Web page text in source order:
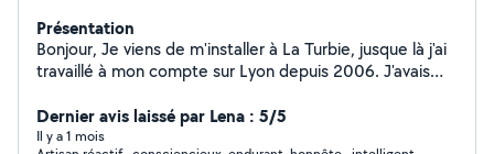
Présentation
Bonjour, Je viens de m'installer à La Turbie, jusque là j'ai
travaillé à mon compte sur Lyon depuis 2006. J'avais
maçonnerie, carrelage, placo, peinture, pose de
menuiserie PVC ou aluminium. Ect Aujourd'hui j'aimerais
Dernier avis laissé par Lena : 5/5
Il y a 1 mois